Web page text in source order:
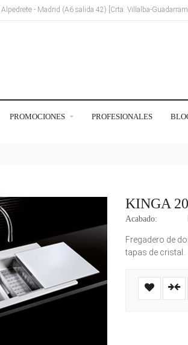
- Madrid (A6 salida 42) [Crta. Villalba-
PROMOCIONES PROFESIONALES
KINGA 20
Acabado:
Fregadero de
tapas de cristal.